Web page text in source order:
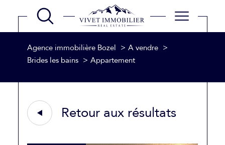
Agence immobilière Bozel
A vendre
Brides les bains
Appartement
Retour aux résultats